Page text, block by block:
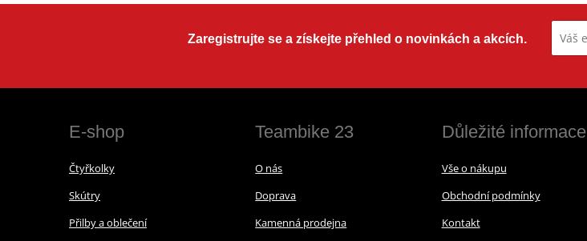
Zaregistrujte se a získejte přehled o novinkách a akcích.
E-shop
Čtyřkolky
Skútry
Přilby a oblečení
Teambike 23
O nás
Doprava
Kamenná prodejna
Důležité informace
Vše o nákupu
Obchodní podmínky
Kontakt